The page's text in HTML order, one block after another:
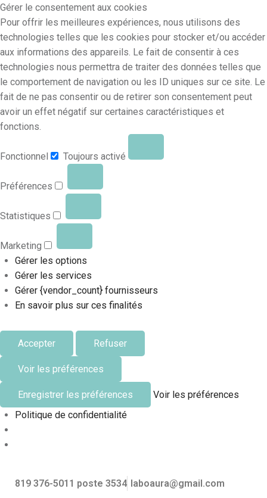
Gérer le consentement aux cookies
Pour offrir les meilleures expériences, nous utilisons des
technologies telles que les cookies pour stocker et/ou accéder
aux informations des appareils. Le fait de consentir à ces
technologies nous permettra de traiter des données telles que
le comportement de navigation ou les ID uniques sur ce site. Le
fait de ne pas consentir ou de retirer son consentement peut
avoir un effet négatif sur certaines caractéristiques et
fonctions.
Fonctionnel Toujours activé
Préférences
Statistiques
Marketing
Gérer les options
Gérer les services
Gérer {vendor_count} fournisseurs
En savoir plus sur ces finalités
Accepter Refuser
Voir les préférences
Enregistrer les préférences
Voir les préférences
Politique de confidentialité
819 376-5011 poste 3534 laboaura@gmail.com